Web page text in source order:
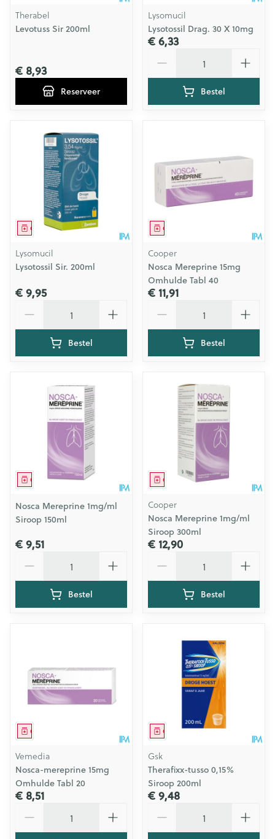
Therabel
Levotuss Sir 200ml
€ 8,93
Reserveer
Lysomucil
Lysotossil Drag. 30 X 10mg
€ 6,33
Bestel
Geneesmiddel
Lysomucil
Lysotossil Sir. 200ml
€ 9,95
Bestel
Geneesmiddel
Cooper
Nosca Mereprine 15mg
Omhulde Tabl 40
€ 11,91
Bestel
Geneesmiddel
Nosca Mereprine 1mg/ml
Siroop 150ml
€ 9,51
Bestel
Geneesmiddel
Cooper
Nosca Mereprine 1mg/ml
Siroop 300ml
€ 12,90
Bestel
Geneesmiddel
Vemedia
Nosca-mereprine 15mg
Omhulde Tabl 20
€ 8,51
Geneesmiddel
Gsk
Therafixx-tusso 0,15%
Siroop 200ml
€ 9,48